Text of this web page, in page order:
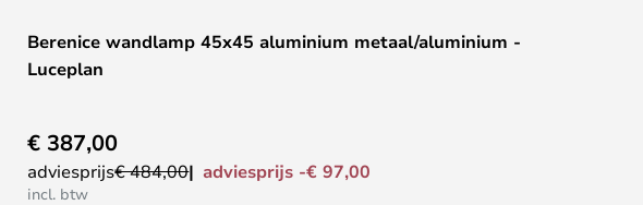
Berenice wandlamp 45x45 aluminium metaal/aluminium -
Luceplan
€ 387,00
adviesprijs€ 484,00 adviesprijs -€ 97,00
incl. btw